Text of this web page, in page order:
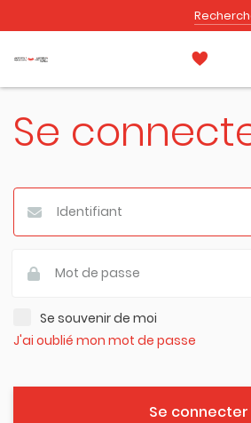
Se
Se souvenir de moi
J'ai oublié mon mot de passe
Se connecter